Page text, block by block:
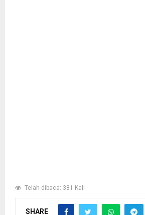
Telah dibaca: 381 Kali
SHARE